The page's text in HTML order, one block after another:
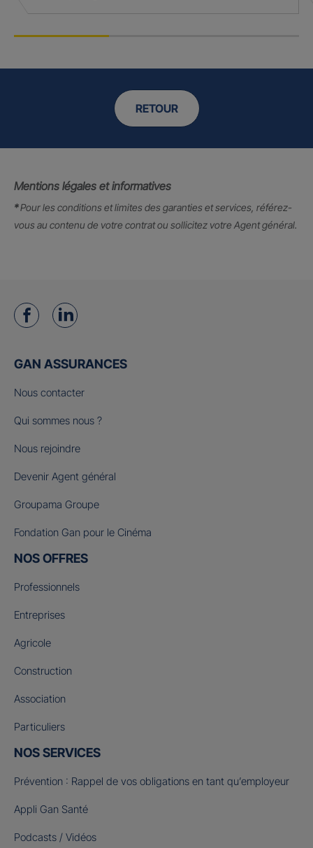
RETOUR
Mentions légales et informatives
*Pour les conditions et limites des garanties et services, référez-
vous au contenu de votre contrat ou sollicitez votre Agent général.
GAN ASSURANCES
Nous contacter
Qui sommes nous ?
Nous rejoindre
Devenir Agent général
Groupama Groupe
Fondation Gan pour le Cinéma
NOS OFFRES
Professionnels
Entreprises
Agricole
Construction
Association
Particuliers
NOS SERVICES
Prévention : Rappel de vos obligations en tant qu’employeur
Appli Gan Santé
Podcasts / Vidéos